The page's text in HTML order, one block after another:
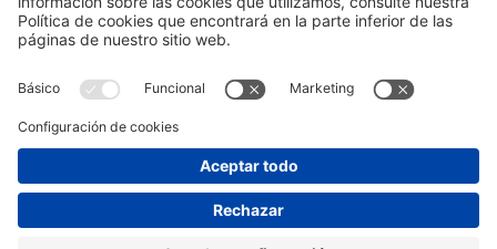
#EXPOQUIMIA2026
en las redes sociales